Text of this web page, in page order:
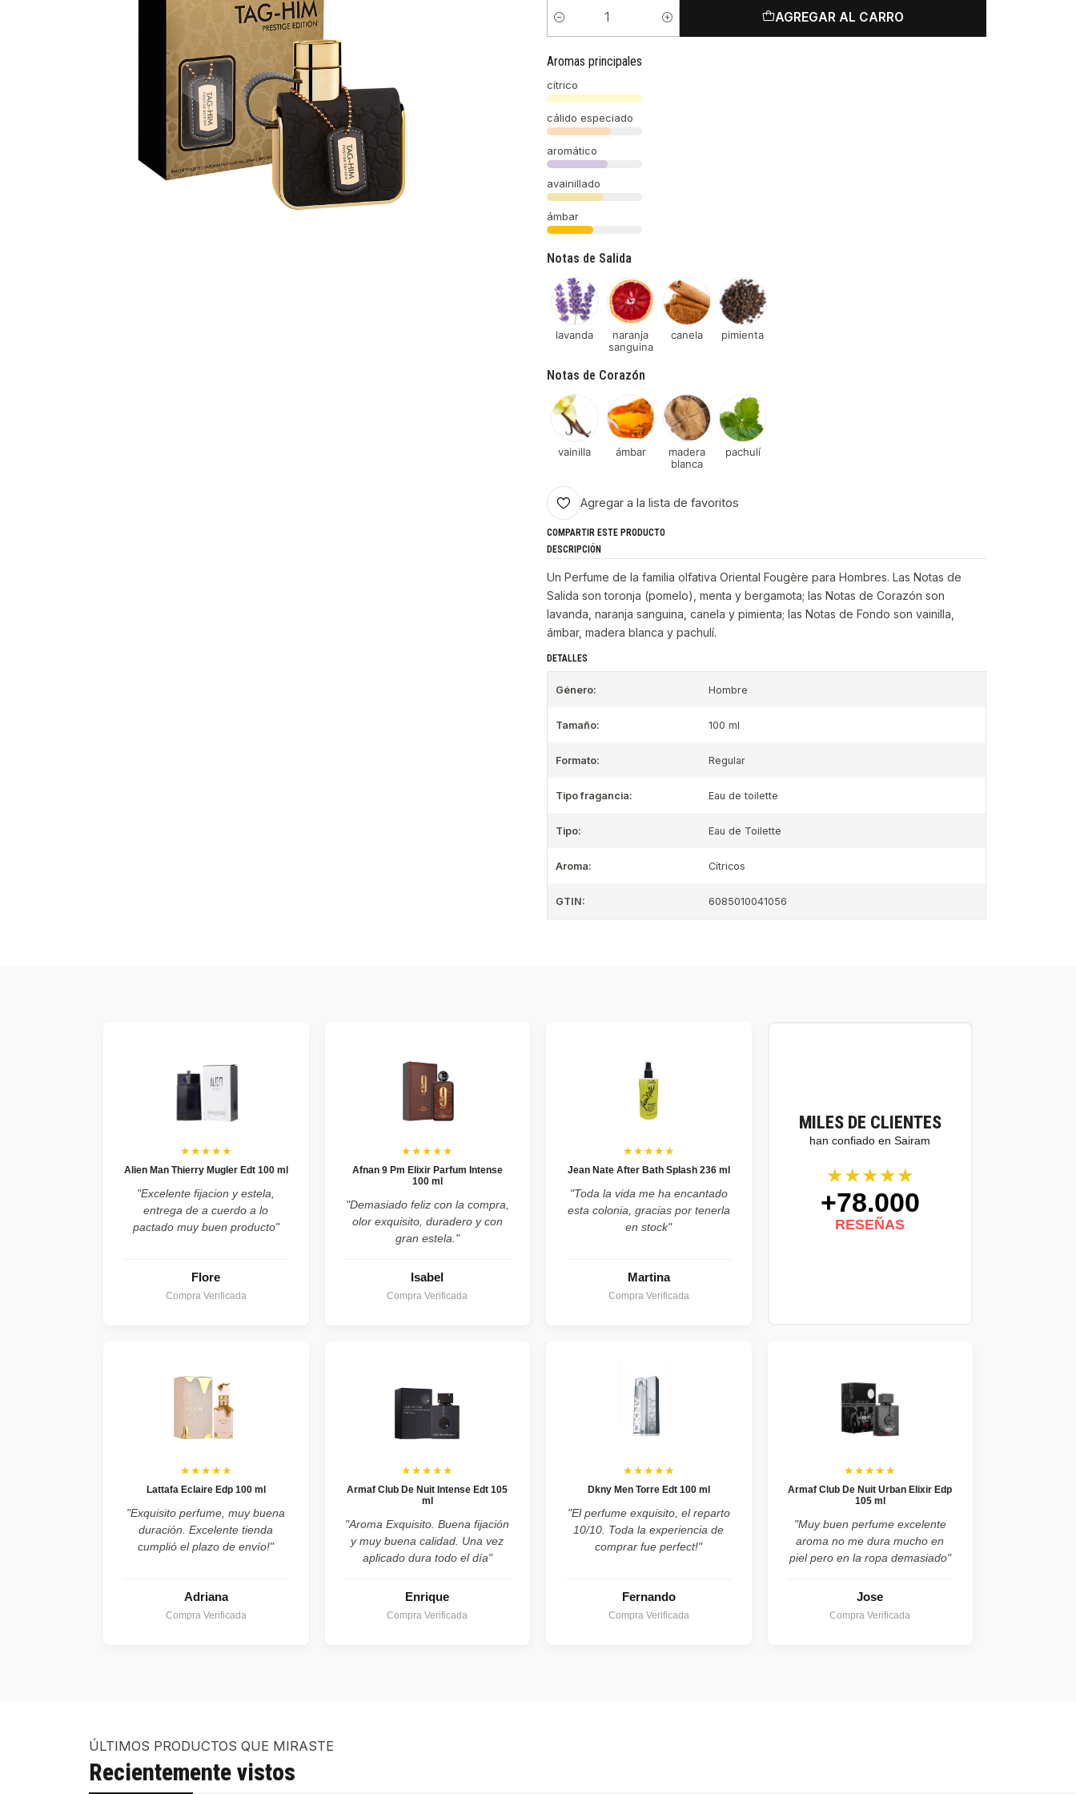
Cantidad
AGREGAR AL CARRO
Aromas principales
cítrico
cálido especiado
aromático
avainillado
ámbar
Notas de Salida
lavanda
naranja
sanguina
canela pimienta
Notas de Corazón
vainilla ámbar
madera
blanca
pachulí
Agregar a la lista de favoritos
COMPARTIR ESTE PRODUCTO
DESCRIPCIÓN
Un Perfume de la familia olfativa Oriental Fougère para Hombres. Las Notas de
Salida son toronja (pomelo), menta y bergamota; las Notas de Corazón son
lavanda, naranja sanguina, canela y pimienta; las Notas de Fondo son vainilla,
ámbar, madera blanca y pachulí.
DETALLES
Género: Hombre
Tamaño: 100 ml
Formato: Regular
Tipo fragancia: Eau de toilette
Tipo: Eau de Toilette
Aroma: Cítricos
GTIN: 6085010041056
MILES DE CLIENTES
han confiado en Sairam
★★★★★
+78.000
RESEÑAS
★★★★★
Alien Man Thierry Mugler Edt 100 ml
"Excelente fijacion y estela,
entrega de a cuerdo a lo
pactado muy buen producto"
Flore
Compra Verificada
★★★★★
Afnan 9 Pm Elixir Parfum Intense
100 ml
"Demasiado feliz con la compra,
olor exquisito, duradero y con
gran estela."
Isabel
Compra Verificada
★★★★★
Jean Nate After Bath Splash 236 ml
"Toda la vida me ha encantado
esta colonia, gracias por tenerla
en stock"
Martina
Compra Verificada
★★★★★
Lattafa Eclaire Edp 100 ml
"Exquisito perfume, muy buena
duración. Excelente tienda
cumplió el plazo de envío!"
Adriana
Compra Verificada
★★★★★
Armaf Club De Nuit Intense Edt 105
ml
"Aroma Exquisito. Buena fijación
y muy buena calidad. Una vez
aplicado dura todo el día"
Enrique
Compra Verificada
★★★★★
Dkny Men Torre Edt 100 ml
"El perfume exquisito, el reparto
10/10. Toda la experiencia de
comprar fue perfect!"
Fernando
Compra Verificada
★★★★★
Armaf Club De Nuit Urban Elixir Edp
105 ml
"Muy buen perfume excelente
aroma no me dura mucho en
piel pero en la ropa demasiado"
Jose
Compra Verificada
ÚLTIMOS PRODUCTOS QUE MIRASTE
Recientemente vistos